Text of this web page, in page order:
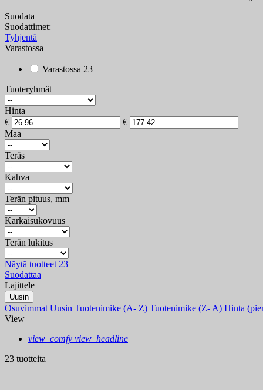
Suodata
Suodattimet:
Tyhjentä
Varastossa
Varastossa 23
Tuoteryhmät
Hinta
€
€
Maa
Teräs
Kahva
Terän pituus, mm
Karkaisukovuus
Terän lukitus
Näytä tuotteet 23
Suodattaa
Lajittele
Uusin
Osuvimmat Uusin Tuotenimike (A- Z) Tuotenimike (Z- A) Hinta
View
view_comfy view_headline
23 tuotteita